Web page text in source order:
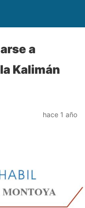
a
Kalimán
hace 1 año